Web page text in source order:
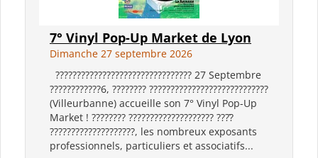
7° Vinyl Pop-Up Market de Lyon
Dimanche 27 septembre 2026
???????????????????????????????? 27 Septembre
????????????6, ???????? ????????????????????????????
(Villeurbanne) accueille son 7° Vinyl Pop-Up
Market ! ???????? ???????????????????? ????̀
????????????????????, les nombreux exposants
professionnels, particuliers et associatifs...